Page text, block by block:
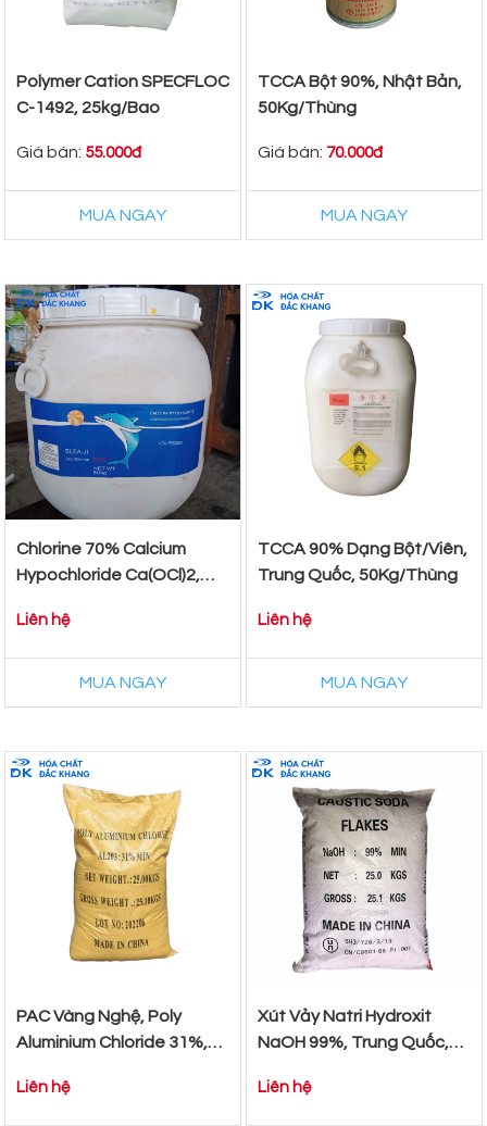
Polymer Cation SPECFLOC
C-1492, 25kg/Bao
Giá bán: 55.000đ
MUA NGAY
TCCA Bột 90%, Nhật Bản,
50Kg/Thùng
Giá bán: 70.000đ
MUA NGAY
Chlorine 70% Calcium
Hypochloride Ca(OCl)2,
Liên hệ
MUA NGAY
TCCA 90% Dạng Bột/Viên,
Trung Quốc, 50Kg/Thùng
Liên hệ
MUA NGAY
PAC Vàng Nghệ, Poly
Aluminium Chloride 31%,
Liên hệ
Xút Vảy Natri Hydroxit
NaOH 99%, Trung Quốc,
Liên hệ